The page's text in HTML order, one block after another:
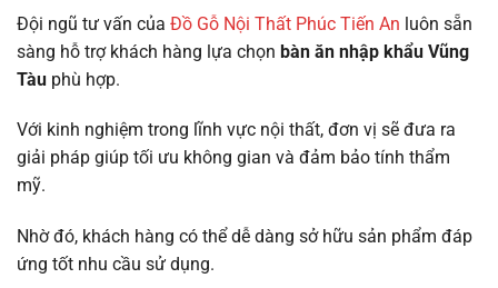
Đội ngũ tư vấn của Đồ Gỗ Nội Thất Phúc Tiến An luôn sẵn
sàng hỗ trợ khách hàng lựa chọn bàn ăn nhập khẩu Vũng
Tàu phù hợp.
Với kinh nghiệm trong lĩnh vực nội thất, đơn vị sẽ đưa ra
giải pháp giúp tối ưu không gian và đảm bảo tính thẩm
mỹ.
Nhờ đó, khách hàng có thể dễ dàng sở hữu sản phẩm đáp
ứng tốt nhu cầu sử dụng.